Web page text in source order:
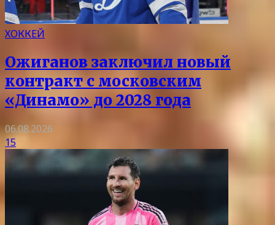
ХОККЕЙ
Ожиганов заключил новый
контракт с московским
«Динамо» до 2028 года
06.08.2026
15